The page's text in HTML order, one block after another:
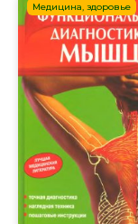
Медицина, здоровье